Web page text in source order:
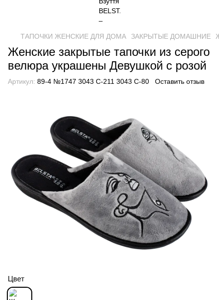
ТАПОЧКИ ЖЕНСКИЕ ДЛЯ ДОМА ЗАКРЫТЫЕ ДОМАШНИЕ
Женские закрытые тапочки из серого
велюра украшены Девушкой с розой
Артикул: 89-4 №1747 3043 С-211 3043 С-80 Оставить отзыв
Цвет